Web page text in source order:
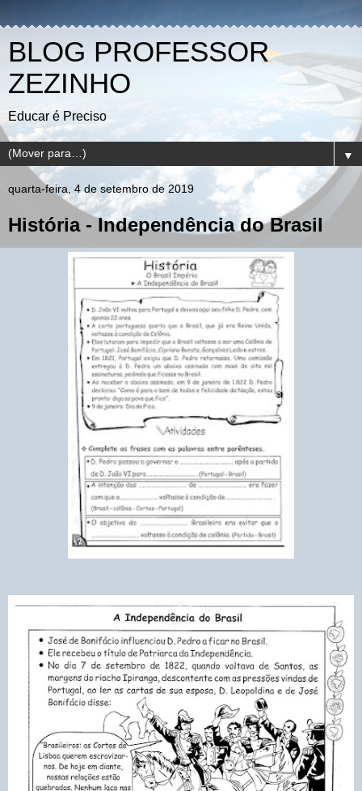
BLOG PROFESSOR
ZEZINHO
Educar é Preciso
▼
quarta-feira, 4 de setembro de 2019
História - Independência do Brasil